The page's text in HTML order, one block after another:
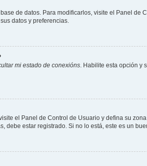
de datos. Para modificarlos, visite el Panel de
datos y preferencias.
mi estado de conexións . Habilite esta opción
el Panel de Control de Usuario y defina su
debe estar registrado. Si no lo está, este es un